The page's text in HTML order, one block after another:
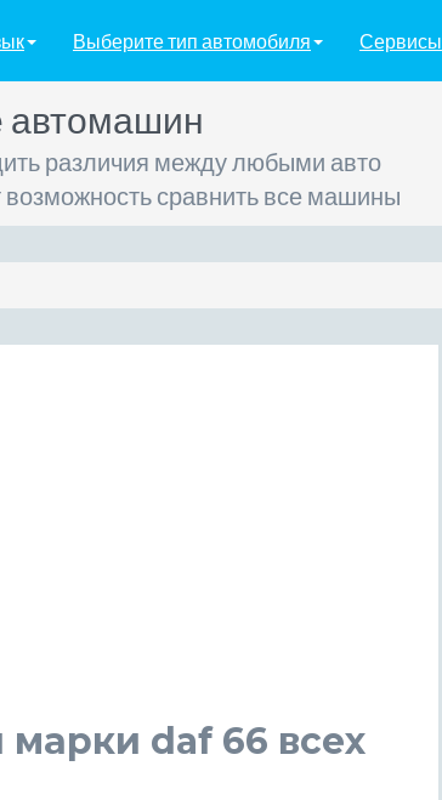
Выберите тип автомобиля Сервисы
автомашин
различия между любыми авто
сравнить все машины
daf 66 всех